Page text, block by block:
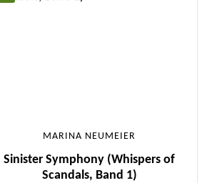
MARINA NEUMEIER
Sinister Symphony (Whispers of
Scandals, Band 1)